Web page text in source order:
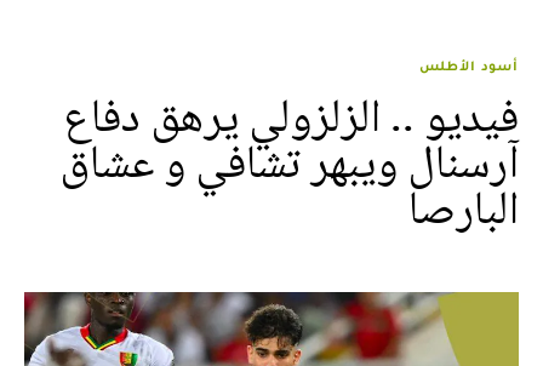
أسود الأطلس
فيديو .. الزلزولي يرهق دفاع
آرسنال ويبهر تشافي و عشاق
البارصا